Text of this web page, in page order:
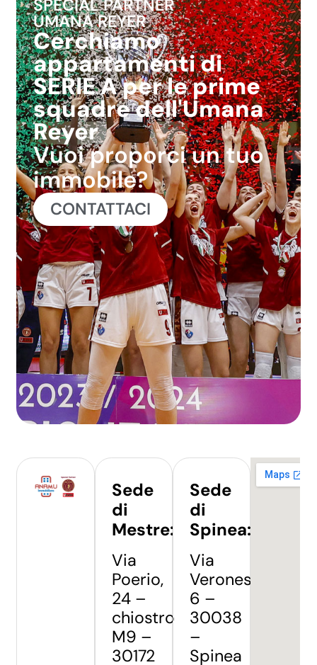
SPECIAL PARTNER
UMANA REYER
Cerchiamo
appartamenti di
SERIE A per le prime
squadre dell'Umana
Reyer
Vuoi proporci un tuo
immobile?
CONTATTACI
Sede
di
Mestre:
Via
Poerio,
24 –
chiostro
M9 –
30172
Sede
di
Spinea:
Via
Veronese,
6 –
30038
–
Spinea